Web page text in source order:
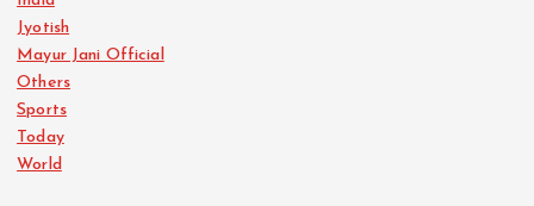
Jyotish
Mayur Jani Official
Others
Sports
Today
World